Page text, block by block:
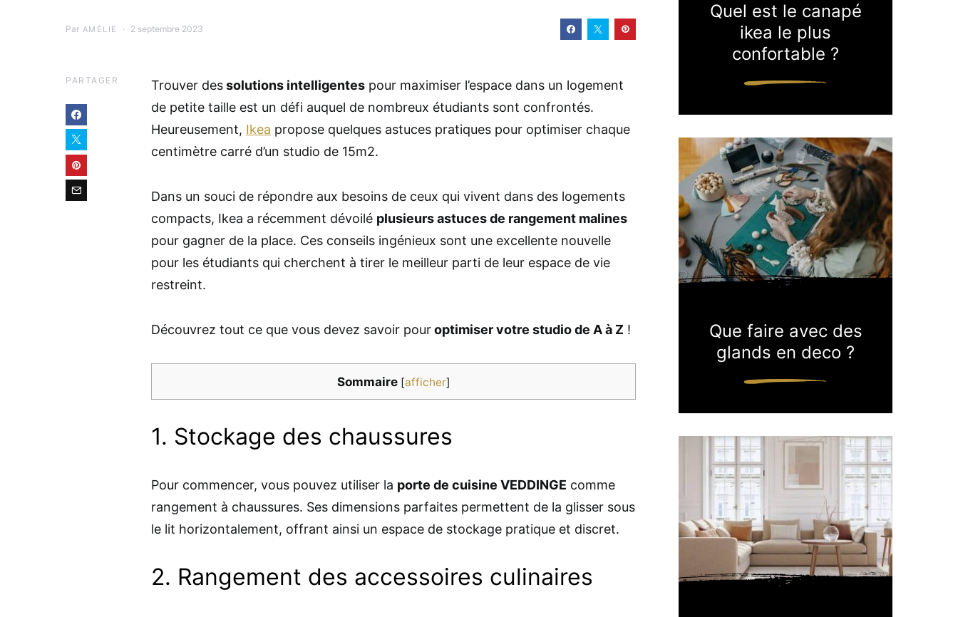
Par AMÉLIE 2 septembre 2023
PARTAGER Trouver dessolutions intelligentes pour maximiser l’espace dans un logement
de petite taille est un défi auquel de nombreux étudiants sont confrontés.
Heureusement, Ikea propose quelques astuces pratiques pour optimiser chaque
centimètre carré d’un studio de 15m2.
Dans un souci de répondre aux besoins de ceux qui vivent dans des logements
compacts, Ikea a récemment dévoilé plusieurs astuces de rangement malines
pour gagner de la place. Ces conseils ingénieux sont une excellente nouvelle
pour les étudiants qui cherchent à tirer le meilleur parti de leur espace de vie
restreint.
Découvrez tout ce que vous devez savoir pouroptimiser votre studio de A à Z !
Sommaire [afficher]
1. Stockage des chaussures
Pour commencer, vous pouvez utiliser la porte de cuisine VEDDINGE comme
rangement à chaussures. Ses dimensions parfaites permettent de la glisser sous
le lit horizontalement, offrant ainsi un espace de stockage pratique et discret.
2. Rangement des accessoires culinaires
Quel est le canapé
ikea le plus
confortable ?
Que faire avec des
glands en deco ?